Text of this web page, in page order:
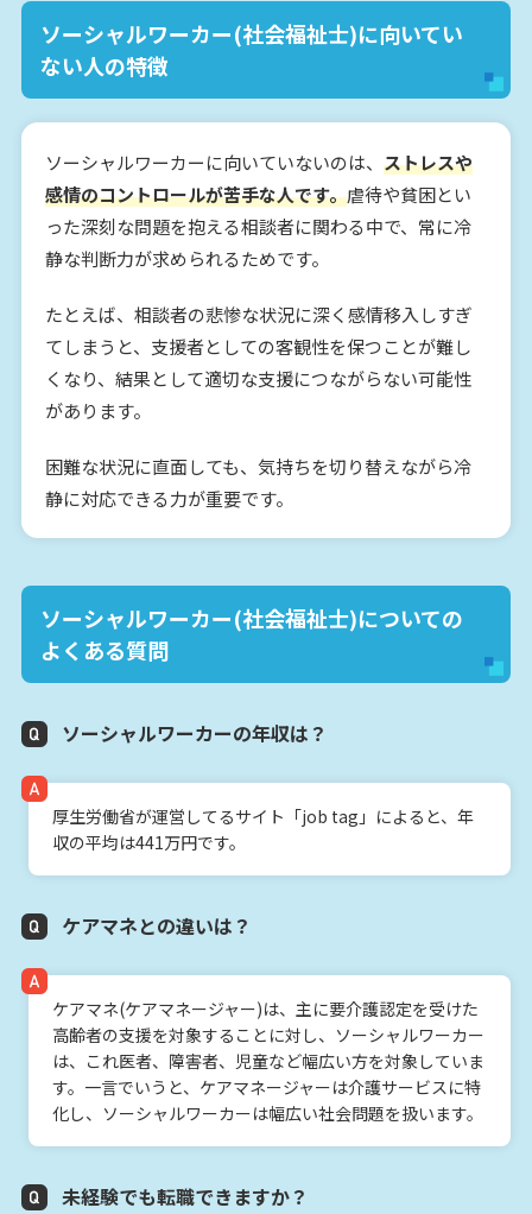
ソーシャルワーカー(社会福祉士)に向いてい
ない人の特徴
ソーシャルワーカーに向いていないのは、 ストレスや
感情のコントロールが苦手な人です。虐待や貧困とい
った深刻な問題を抱える相談者に関わる中で、常に冷
静な判断力が求められるためです。
たとえば、相談者の悲惨な状況に深く感情移入しすぎ
てしまうと、支援者としての客観性を保つことが難し
くなり、結果として適切な支援につながらない可能性
があります。
困難な状況に直面しても、気持ちを切り替えながら冷
静に対応できる力が重要です。
ソーシャルワーカー(社会福祉士)についての
よくある質問
ソーシャルワーカーの年収は？
厚生労働省が運営してるサイト「job tag」によると、年
収の平均は441万円です。
ケアマネとの違いは？
ケアマネ(ケアマネージャー)は、主に要介護認定を受けた
高齢者の支援を対象することに対し、ソーシャルワーカー
は、これ医者、障害者、児童など幅広い方を対象していま
す。一言でいうと、ケアマネージャーは介護サービスに特
化し、ソーシャルワーカーは幅広い社会問題を扱います。
未経験でも転職できますか？